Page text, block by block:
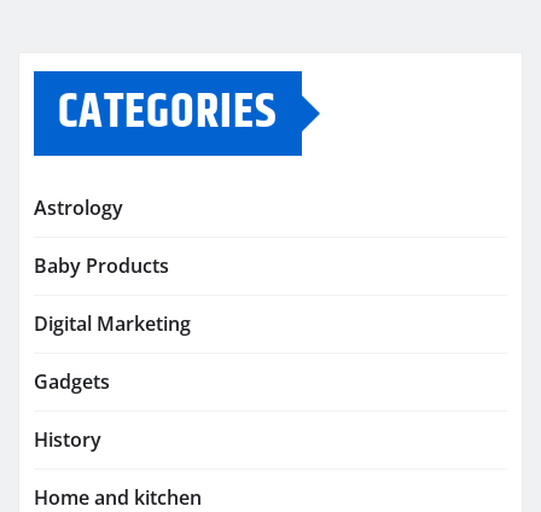
CATEGORIES
Astrology
Baby Products
Digital Marketing
Gadgets
History
Home and kitchen